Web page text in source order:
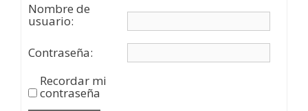
Nombre de
usuario:
Contraseña:
Recordar mi
contraseña